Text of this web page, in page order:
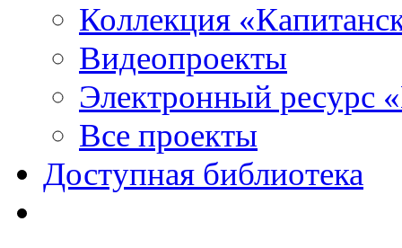
Коллекция
Видеопроекты
Электронный ресурс
Все проекты
Доступная библиотека